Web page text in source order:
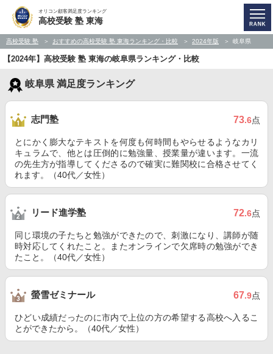
オリコン顧客満足度ランキング
高校受験 塾 東海
高校受験 塾 おすすめの高校受験 塾 東海ランキング・比較 2024年版 岐阜県
【2024年】高校受験 塾 東海の岐阜県ランキング・比較
岐阜県 満足度ランキング
志門塾 73.6点
とにかく膨大なテキストを何度も何時間もやらせるようなカリ
キュラムで、他とは圧倒的に勉強量、授業量が違います。一流
の先生方が指導してくださるので確実に難関校に合格させてく
れます。（40代／女性）
リード進学塾 72.6点
同じ環境の子たちと勉強ができたので、刺激になり、講師が随
時対応してくれたこと。またオンラインで欠席時の勉強ができ
たこと。（40代／女性）
螢雪ゼミナール 67.9点
ひどい成績だったのに市内で上位の方の希望する高校へ入るこ
とができたから。（40代／女性）